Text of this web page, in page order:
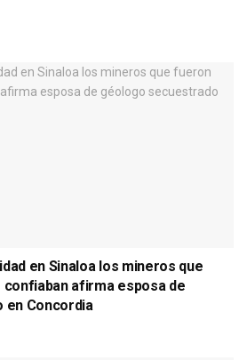
en Sinaloa los mineros que
afirma esposa de
Concordia